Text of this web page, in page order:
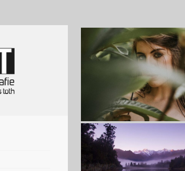
Deine Eingabe ist zu lang.
Deine Eingabe ist zu kurz.
Lorem ipsum dolor sit amet,
consectetur adipiscing elit.
Suspendisse egestas accumsan